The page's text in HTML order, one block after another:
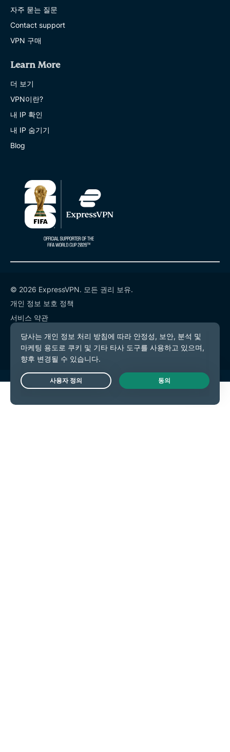
자주 묻는 질문
Contact support
VPN 구매
Learn More
더 보기
VPN이란?
내 IP 확인
내 IP 숨기기
Blog
© 2026 ExpressVPN. 모든 권리 보유.
개인 정보 보호 정책
서비스 약관
쿠키 기본 설정
Live Chat